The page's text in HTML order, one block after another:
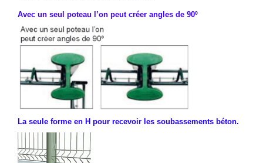
Avec un seul poteau l’on peut créer angles de 90º
La seule forme en H pour recevoir les soubassements béton.